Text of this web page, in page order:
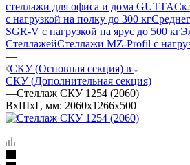
стеллажи для офиса и дома GUTTA
с нагрузкой на полку до 300 кг
SGR-V с нагрузкой на ярус до 500 кг
СтеллажейСтеллажи MZ-Profil с
—
СКУ (Основная секция) в
СКУ (Дополнительная секция)
—Стеллаж СКУ 1254 (2060)
ВхШхГ, мм: 2060x1266x500